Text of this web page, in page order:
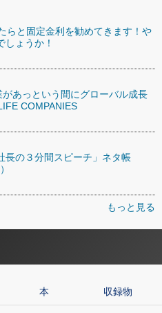
らと固定金利を勧めてきます！や
しょうか！
あっという間にグローバル成長
COMPANIES
長の３分間スピーチ」ネタ帳
もっと見る
本 収録物